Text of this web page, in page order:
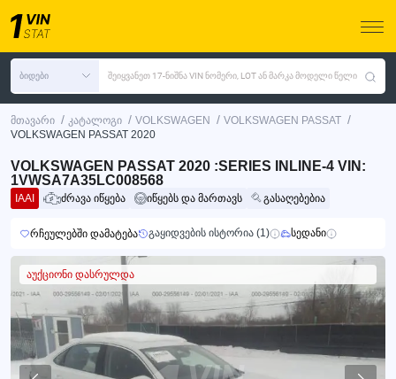
ბიდები შეიყვანეთ 17-ნიშნა VIN ნომერი, LOT ან მარკა მოდელი წელი
მთავარი / კატალოგი / VOLKSWAGEN / VOLKSWAGEN PASSAT /
VOLKSWAGEN PASSAT 2020
VOLKSWAGEN PASSAT 2020 :SERIES INLINE-4 VIN:
1VWSA7A35LC008568
IAAI ძრავა იწყება იწყებს და მართავს გასაღებებია
რჩეულებში დამატება გაყიდვების ისტორია (1) სედანი
აუქციონი დასრულდა